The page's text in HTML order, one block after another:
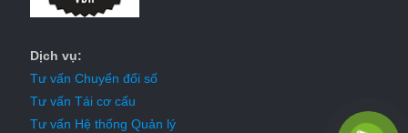
Dịch vụ:
Tư vấn Chuyển đổi số
Tư vấn Tái cơ cấu
Tư vấn Hệ thống Quản lý